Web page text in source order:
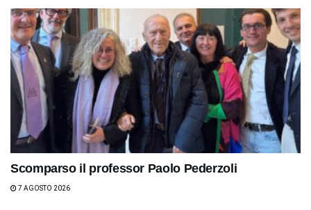
Scomparso il professor Paolo Pederzoli
7 AGOSTO 2026